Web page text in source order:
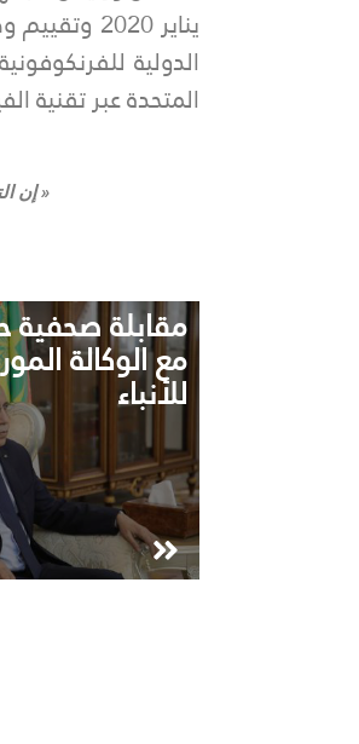
يناير
الدولية
المتحدة عبر تقنية
« إن
مقابلة صحفية
مع الوكالة
للأنباء